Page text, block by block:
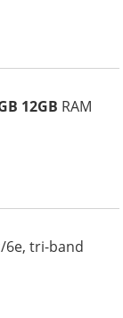
12GB RAM
6e, tri-band